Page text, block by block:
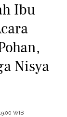
Ibu
Nisya
WIB